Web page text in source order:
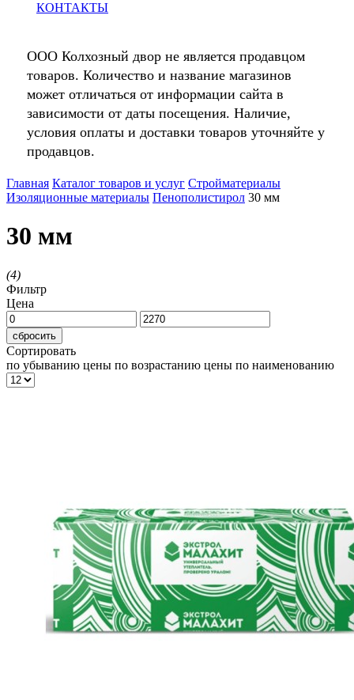
КОНТАКТЫ
ООО Колхозный двор не является продавцом
товаров. Количество и название магазинов
может отличаться от информации сайта в
зависимости от даты посещения. Наличие,
условия оплаты и доставки товаров уточняйте у
продавцов.
Главная Каталог товаров и услуг Стройматериалы
Изоляционные материалы Пенополистирол 30 мм
30 мм
(4)
Фильтр
Цена
сбросить
Сортировать
по убыванию цены по возрастанию цены по наименованию